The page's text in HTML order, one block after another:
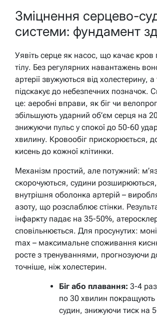
Зміцнення серцево-
системи: фундамент
Уявіть серце як насос, що качає кров
тілу. Без регулярних навантажень
артерії звужуються від холестерину, а
підскакує до небезпечних позначок.
це: аеробні вправи, як біг чи
збільшують ударний об’єм серця на
знижуючи пульс у спокої до 50-60
хвилину. Кровообіг прискорюється,
кисень до кожної клітинки.
Механізм простий, але потужний:
скорочуються, судини розширюються,
внутрішня оболонка артерій –
азоту, що розслаблює стінки.
інфаркту падає на 35-50%,
сповільнюється. Для просунутих:
max – максимальне споживання
росте з тренуваннями, прогнозуючи
точніше, ніж холестерин.
Біг або плавання: 3-4
по 30 хвилин покращують
судин, знижуючи тиск на